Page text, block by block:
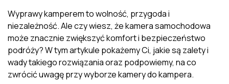
Wyprawy kamperem to wolność, przygoda i
niezależność. Ale czy wiesz, że kamera samochodowa
może znacznie zwiększyć komfort i bezpieczeństwo
podróży? W tym artykule pokażemy Ci, jakie są zalety i
wady takiego rozwiązania oraz podpowiemy, na co
zwrócić uwagę przy wyborze kamery do kampera.